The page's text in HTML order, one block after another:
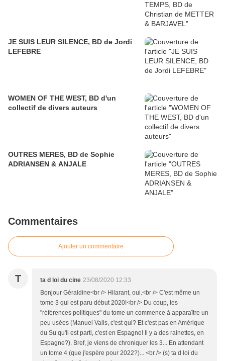
JE SUIS LEUR SILENCE, BD de Jordi
LEFEBRE
WOMEN OF THE WEST, BD d'un
collectif de divers auteurs
OUTRES MERES, BD de Sophie
ADRIANSEN & ANJALE
Commentaires
Ajouter un commentaire
T ta d loi du cine 23/08/2020 12:33
Bonjour Géraldine<br /> Hilarant, oui.<br /> C'est même un
tome 3 qui est paru début 2020!<br /> Du coup, les
"références politiques" du tome un commence à apparaître un
peu usées (Manuel Valls, c'est qui? Et c'est pas en Amérique
du Su qu'il est parti, c'est en Espagne! Il y a des rainettes, en
Espagne?). Bref, je viens de chroniquer les 3... En attendant
un tome 4 (que j'espère pour 2022?)... <br /> (s) ta d loi du